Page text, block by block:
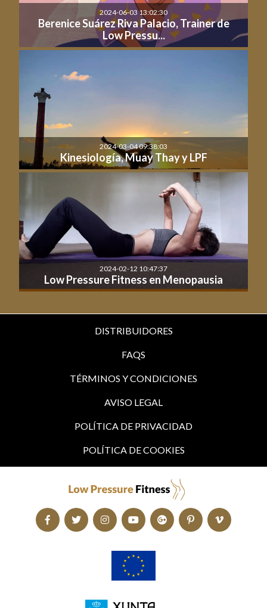
2024-06-03 13:02:30
Berenice Suárez Riva Palacio, Trainer de
Low Pressu...
2024-03-04 09:38:03
Kinesiología, Muay Thay y LPF
2024-02-12 10:47:37
Low Pressure Fitness en Menopausia
DISTRIBUIDORES
FAQS
TÉRMINOS Y CONDICIONES
AVISO LEGAL
POLÍTICA DE PRIVACIDAD
POLÍTICA DE COOKIES